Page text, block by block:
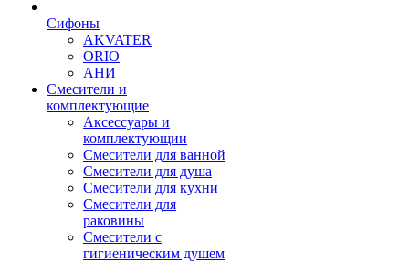
Сифоны
AKVATER
ORIO
АНИ
Смесители и
комплектующие
Аксессуары и
комплектующии
Смесители для ванной
Смесители для душа
Смесители для кухни
Смесители для
раковины
Смесители с
гигиеническим душем